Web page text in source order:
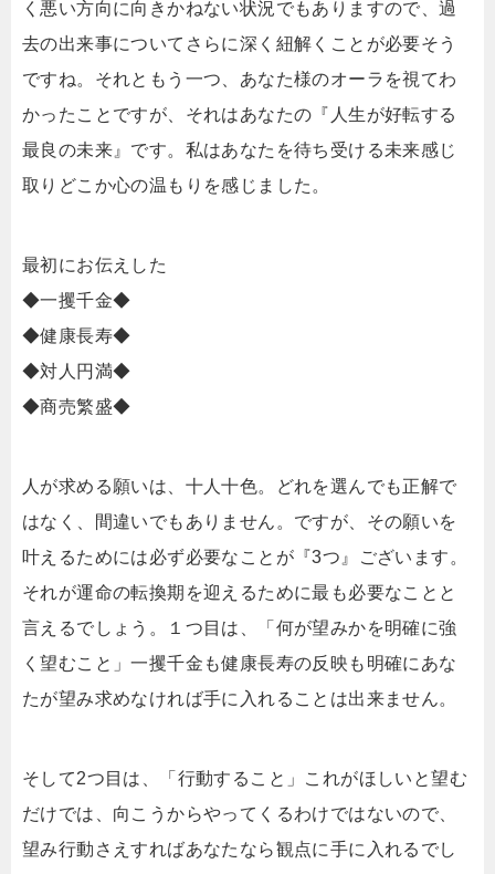
く悪い方向に向きかねない状況でもありますので、過
去の出来事についてさらに深く紐解くことが必要そう
ですね。それともう一つ、あなた様のオーラを視てわ
かったことですが、それはあなたの『人生が好転する
最良の未来』です。私はあなたを待ち受ける未来感じ
取りどこか心の温もりを感じました。
最初にお伝えした
◆一攫千金◆
◆健康長寿◆
◆対人円満◆
◆商売繁盛◆
人が求める願いは、十人十色。どれを選んでも正解で
はなく、間違いでもありません。ですが、その願いを
叶えるためには必ず必要なことが『3つ』ございます。
それが運命の転換期を迎えるために最も必要なことと
言えるでしょう。１つ目は、「何が望みかを明確に強
く望むこと」一攫千金も健康長寿の反映も明確にあな
たが望み求めなければ手に入れることは出来ません。
そして2つ目は、「行動すること」これがほしいと望む
だけでは、向こうからやってくるわけではないので、
望み行動さえすればあなたなら観点に手に入れるでし